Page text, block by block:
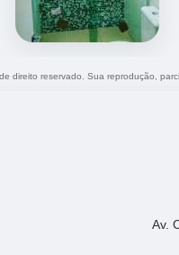
direito reservado. Sua reprodução,
Av.